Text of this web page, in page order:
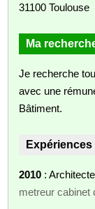
31100 Toulouse
Ma
Je recherche
avec une
Bâtiment.
2010 :
metreur cabinet